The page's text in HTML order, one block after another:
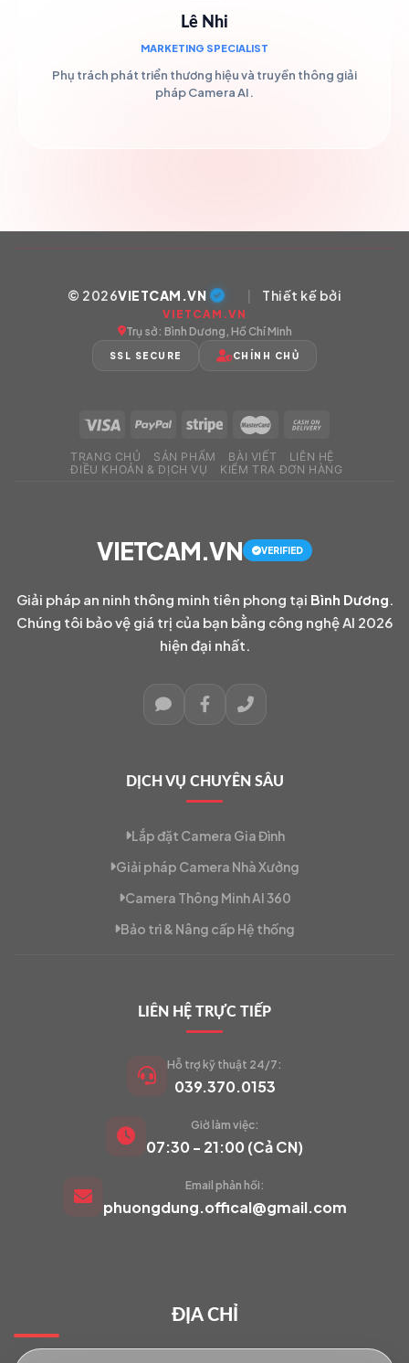
VIETCAM.VN
Đang trực tuyến
Lê Nhi
MARKETING SPECIALIST
Phụ trách phát triển thương hiệu và truyền thông giải
pháp Camera AI.
© 2026VIETCAM.VN | Thiết kế bởi
VIETCAM.VN
Trụ sở: Bình Dương, Hồ Chí Minh
SSL SECURE CHÍNH CHỦ
TRANG CHỦ SẢN PHẨM BÀI VIẾT
LIÊN HỆ
ĐIỀU KHOẢN & DỊCH VỤ
KIỂM TRA ĐƠN HÀNG
VIETCAM.VN VERIFIED
Giải pháp an ninh thông minh tiên phong tại Bình Dương
Chúng tôi bảo vệ giá trị của bạn bằng công nghệ AI 2026
hiện đại nhất.
DỊCH VỤ CHUYÊN SÂU
Lắp đặt Camera Gia Đình
Giải pháp Camera Nhà Xưởng
Camera Thông Minh AI 360
Bảo trì & Nâng cấp Hệ thống
LIÊN HỆ TRỰC TIẾP
Hỗ trợ kỹ thuật 24/7:
039.370.0153
Giờ làm việc:
07:30 - 21:00 (Cả CN)
Email phản hồi:
phuongdung.offical@gmail.com
ĐỊA CHỈ